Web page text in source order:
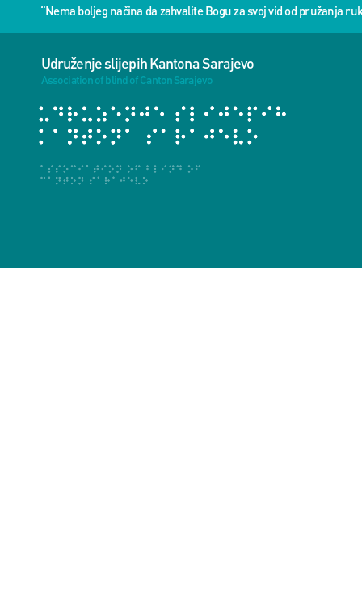
“Nema boljeg načina da zahvalite Bogu za svoj vid od pružanja
Udruženje slijepih Kantona Sarajevo
Association of blind of Canton Sarajevo